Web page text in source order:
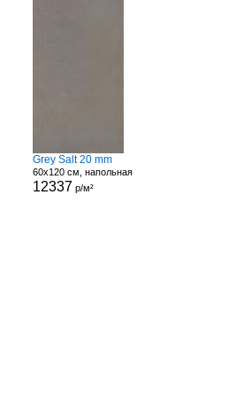
Grey Salt 20 mm
60x120 см, напольная
12337 р/м²